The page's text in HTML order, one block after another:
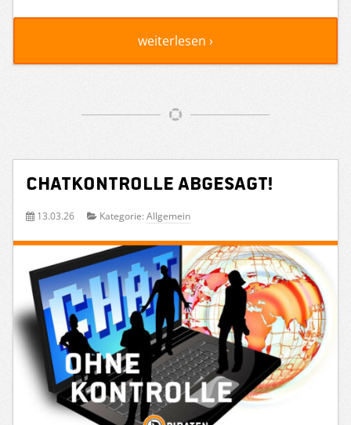
weiterlesen ›
Chatkontrolle abgesagt!
13.03.26 Kategorie: Allgemein